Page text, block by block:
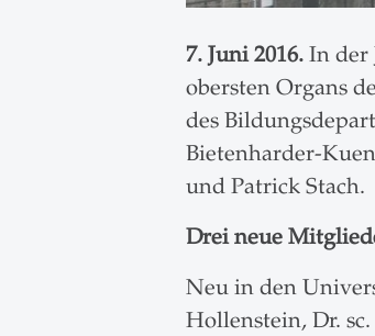
7. Juni 2016.In der
obersten Organs
des
Bietenharder-
und Patrick Stach.
Drei neue
Neu in den
Hollenstein, Dr.